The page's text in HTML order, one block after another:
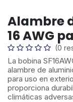
Alambre
16 AWG
(0
La bobina
alambre de
para uso en
proporciona
climáticas